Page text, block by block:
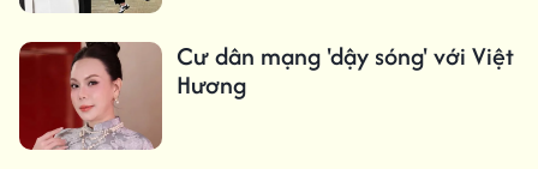
Cư dân mạng 'dậy sóng' với Việt
Hương